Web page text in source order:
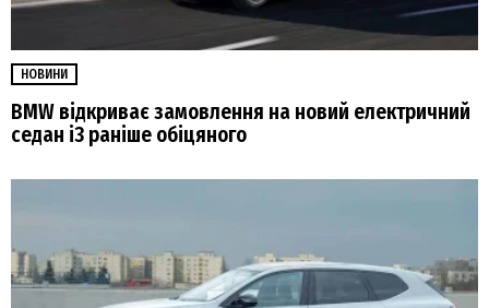
НОВИНИ
BMW відкриває замовлення на новий електричний
седан i3 раніше обіцяного